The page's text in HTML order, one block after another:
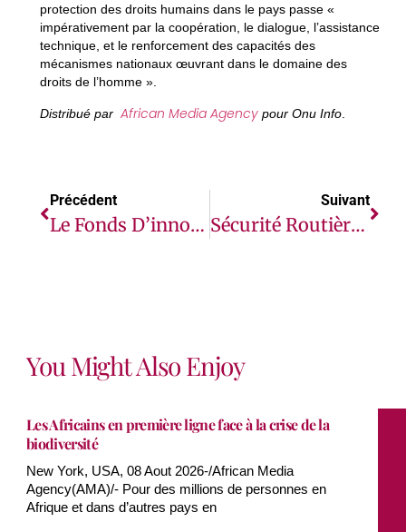
protection des droits humains dans le pays passe «
impérativement par la coopération, le dialogue, l’assistance
technique, et le renforcement des capacités des
mécanismes nationaux œuvrant dans le domaine des
droits de l’homme ».
Distribué par African Media Agencypour Onu Info.
Précédent
Le Fonds D’innovation Pour L’édition En Afrique Et DAISY Consortium Offrent Une Formation Professionnelle Gratuite À La Production De Livres Accessibles Pour Les Lecteurs Malvoyants ￼
Suivant
Sécurité Routière : L’ONU Appelle Les Pays À En Faire Une Priorité Nationale
You Might Also Enjoy
Les Africains en première ligne face à la crise de la
biodiversité
New York, USA, 08 Aout 2026-/African Media
Agency(AMA)/- Pour des millions de personnes en
Afrique et dans d’autres pays en